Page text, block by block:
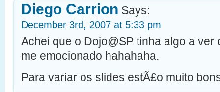
Diego Carrion Says:
December 3rd, 2007 at 5:33 pm
Achei que o Dojo@SP tinha algo a ver
me emocionado hahahaha.
Para variar os slides estÃ£o muito